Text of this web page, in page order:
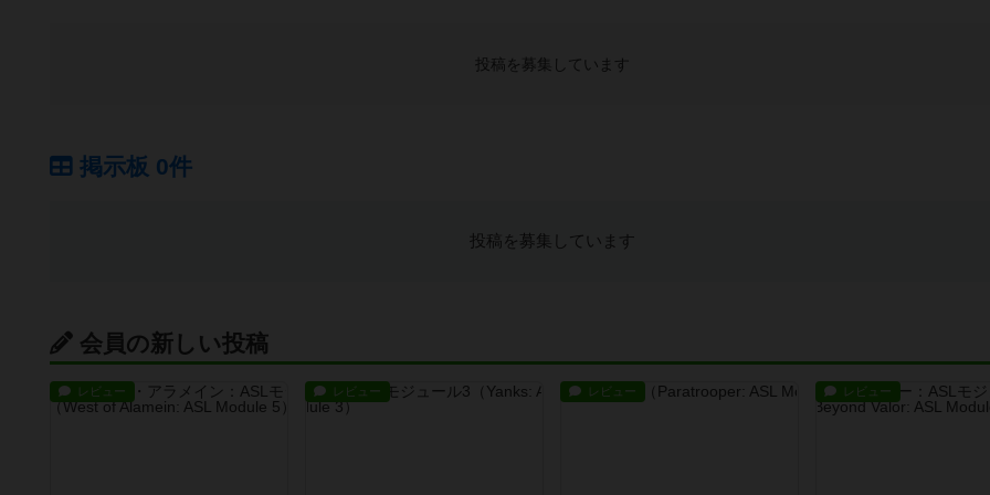
投稿を募集しています
掲示板 0件
投稿を募集しています
会員の新しい投稿
レビュー レビュー レビュー レビュー